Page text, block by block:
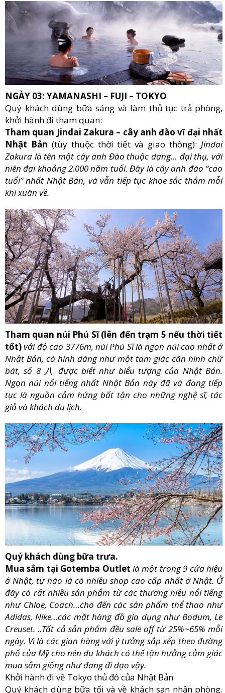
NGÀY 03: YAMANASHI – FUJI – TOKYO
Quý khách dùng bữa sáng và làm thủ tục trả phòng,
khởi hành đi tham quan:
Tham quan Jindai Zakura – cây anh đào vĩ đại nhất
Nhật Bản (tùy thuộc thời tiết và giao thông):Jindai
Zakura là tên một cây anh Đào thuộc dạng… đại thụ, với
niên đại khoảng 2.000 năm tuổi. Đây là cây anh đào “cao
tuổi” nhất Nhật Bản, và vẫn tiếp tục khoe sắc thắm mỗi
khi xuân về.
Tham quan núi Phú Sĩ (lên đến trạm 5 nếu thời tiết
tốt)với độ cao 3776m, núi Phú Sĩ là ngọn núi cao nhất ở
Nhật Bản, có hình dáng như một tam giác cân hình chữ
bát, số 8 八 đựợc biết như biểu tượng của Nhật Bản.
Ngọn núi nổi tiếng nhất Nhật Bản này đã và đang tiếp
tục là nguồn cảm hứng bất tận cho những nghệ sĩ, tác
giả và khách du lịch.
Quý khách dùng bữa trưa.
Mua sắm tại Gotemba Outlet là một trong 9 cửa hiệu
ở Nhật, tự hào là có nhiều shop cao cấp nhất ở Nhật. Ở
đây có rất nhiều sản phẩm từ các thương hiệu nổi tiếng
như Chloe, Coach…cho đến các sản phẩm thể thao như
Adidas, Nike…các mặt hàng đồ gia dụng như Bodum, Le
Creuset. ..Tất cả sản phẩm đều sale off từ 25%~65% mỗi
ngày. Vì là các gian hàng với ý tưởng sắp xếp theo đường
phố của Mỹ cho nên du khách có thể tận hưởng cảm giác
mua sắm giống như đang đi dạo vậy.
Khởi hành đi về Tokyo thủ đô của Nhật Bản
Quý khách dùng bữa tối và về khách sạn nhận phòng.